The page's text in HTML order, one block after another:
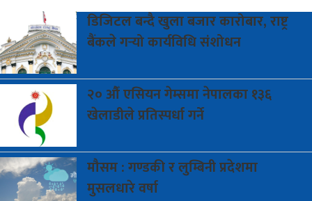
डिजिटलबन्दै खुला बजार कारोबार, राष्ट्र
बैंकले गर्‍यो कार्यविधि संशोधन
२०औँ एसियन गेम्समा नेपालका १३६
खेलाडीले प्रतिस्पर्धा गर्ने
मौसम: गण्डकी र लुम्बिनी प्रदेशमा
मुसलधारे वर्षा